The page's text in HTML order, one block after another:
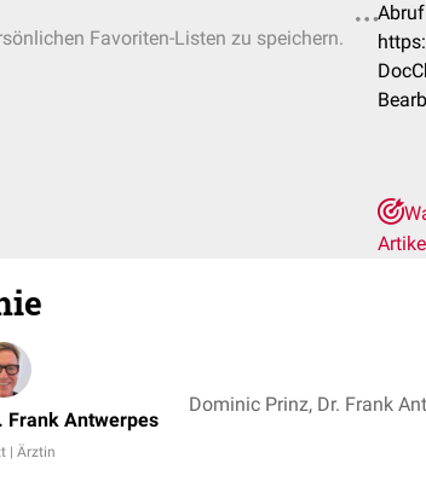
Favoriten-Listen zu speichern.
Frank Antwerpes
| Ärztin
Dominic Prinz, Dr. Frank